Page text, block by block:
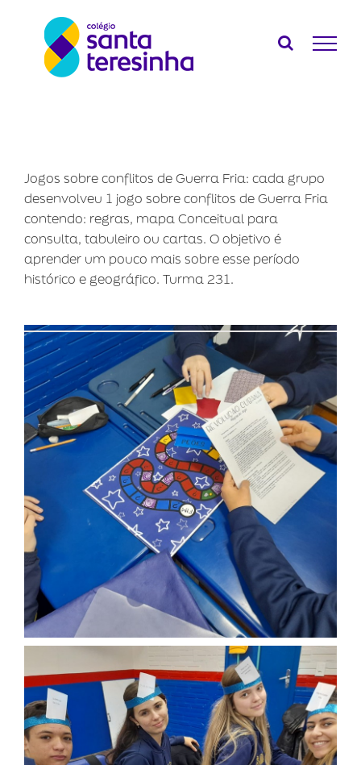
conteúdo
Jogos sobre conflitos de Guerra Fria: cada grupo
desenvolveu 1 jogo sobre conflitos de Guerra Fria
contendo: regras, mapa Conceitual para
consulta, tabuleiro ou cartas. O objetivo é
aprender um pouco mais sobre esse período
histórico e geográfico. Turma 231.